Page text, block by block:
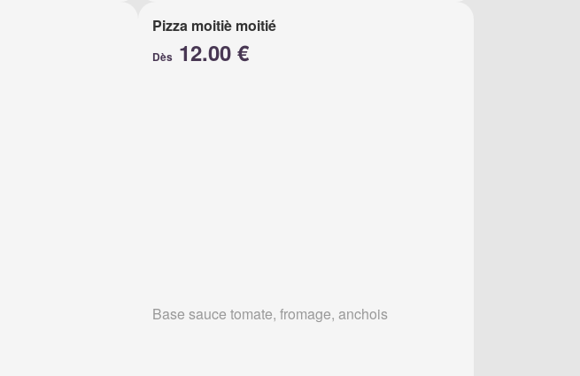
Pizza moitiè moitié
Dès 12.00 €
Base sauce tomate, fromage, anchois